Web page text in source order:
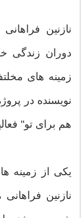
نازنین
دوران زندگی
زمینه های
نویسنده در
هم برای تو"
یکی از زمینه
نازنین